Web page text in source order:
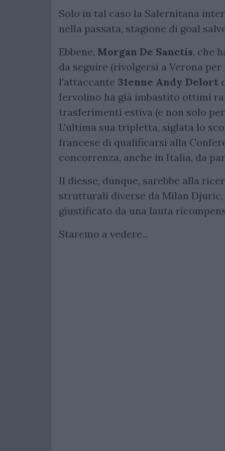
Solo in tal caso la Salernitana
nella passata, stagione di goal
Ebbene, Morgan De Sanctis, che
da seguire (rivolgersi a Verona
l'attaccante 31enne Andy Delort
Iervolino ha già imbastito ottimi
trasferimenti estiva (e non solo
L'ultima sua tripletta, siglata lo
francese di qualificarsi alla
concorrenza, anche in Italia, da
Il diesse, dunque, sarebbe alla
strutturali diverse da Milan
giustificato da una lauta
Staremo a vedere...